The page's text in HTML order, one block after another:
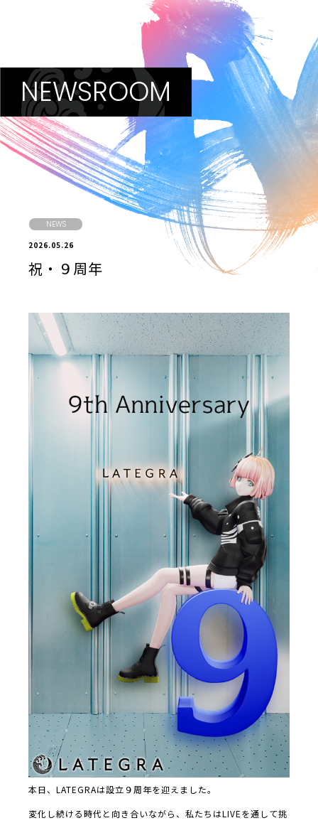
NEWSROOM
NEWS
2026.05.26
祝・９周年
本日、LATEGRAは設立９周年を迎えました。
変化し続ける時代と向き合いながら、私たちはLIVEを通して挑